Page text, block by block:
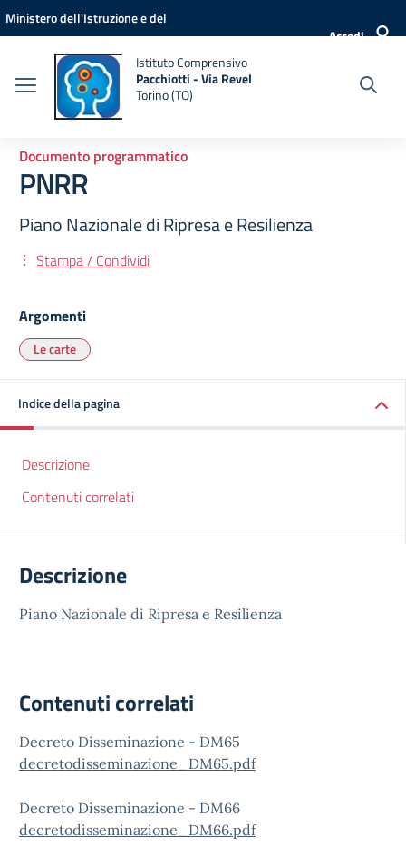
Vai ai contenuti
Vai al menu di navigazione
Vai al footer
Ministero dell'Istruzione e del
Accedi
Istituto Comprensivo
Pacchiotti - Via Revel
Torino (TO)
Documento programmatico
PNRR
Piano Nazionale di Ripresa e Resilienza
Stampa / Condividi
Argomenti
Le carte
Indice della pagina
Descrizione
Contenuti correlati
Descrizione
Piano Nazionale di Ripresa e Resilienza
Contenuti correlati
Decreto Disseminazione - DM65
decretodisseminazione_DM65.pdf
Decreto Disseminazione - DM66
decretodisseminazione_DM66.pdf